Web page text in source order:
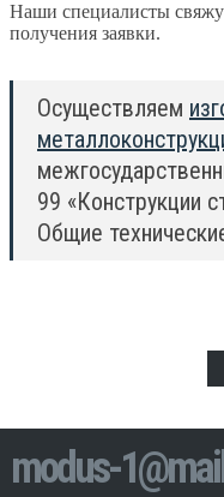
Наши специалисты
получения заявки.
Осуществляем
99 «Конструкции
Общие
modus-